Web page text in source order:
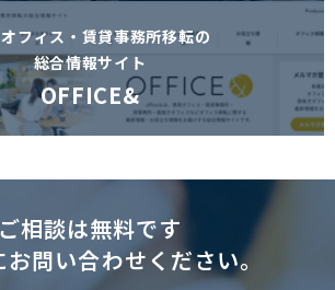
フィス・賃貸事務所移転の
総合情報サイト
OFFICE&
ご相談は無料です
問い合わせください。